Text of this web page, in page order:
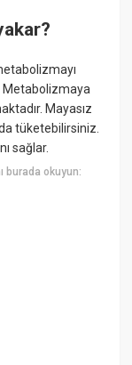
Metabolizmaya
Mayasız
tüketebilirsiniz.
sağlar.
burada okuyun: